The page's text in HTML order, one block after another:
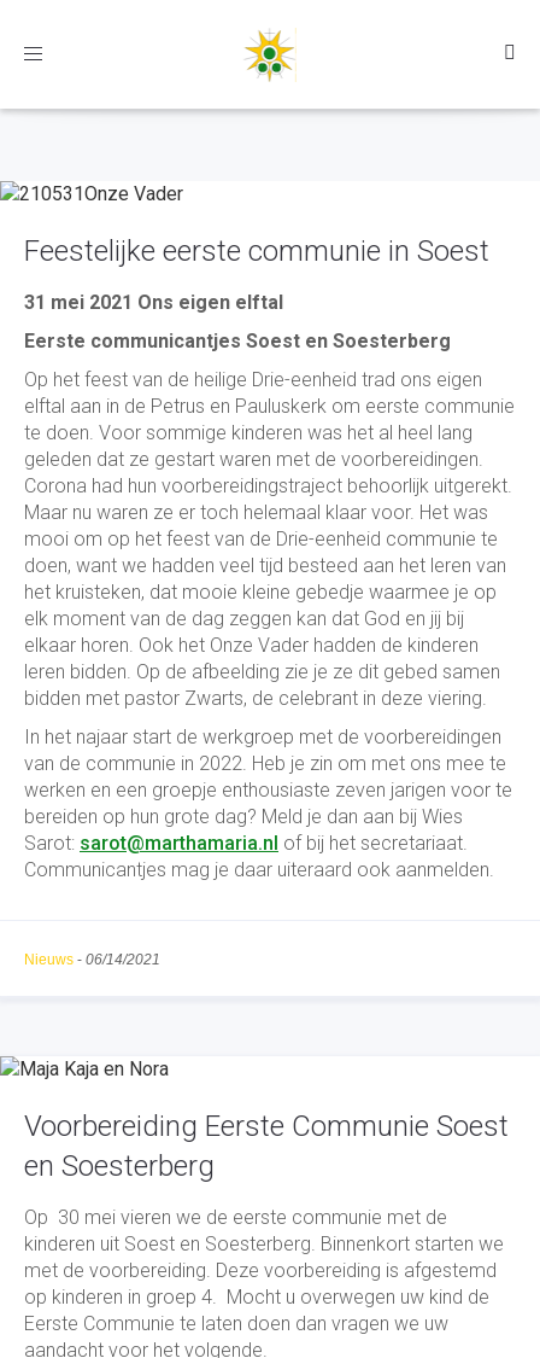
Toggle
Feestelijke eerste communie in Soest
31 mei 2021 Ons eigen elftal
Eerste communicantjes Soest en Soesterberg
Op het feest van de heilige Drie-eenheid trad ons eigen
elftal aan in de Petrus en Pauluskerk om eerste communie
te doen. Voor sommige kinderen was het al heel lang
geleden dat ze gestart waren met de voorbereidingen.
Corona had hun voorbereidingstraject behoorlijk uitgerekt.
Maar nu waren ze er toch helemaal klaar voor. Het was
mooi om op het feest van de Drie-eenheid communie te
doen, want we hadden veel tijd besteed aan het leren van
het kruisteken, dat mooie kleine gebedje waarmee je op
elk moment van de dag zeggen kan dat God en jij bij
elkaar horen. Ook het Onze Vader hadden de kinderen
leren bidden. Op de afbeelding zie je ze dit gebed samen
bidden met pastor Zwarts, de celebrant in deze viering.
In het najaar start de werkgroep met de voorbereidingen
van de communie in 2022. Heb je zin om met ons mee te
werken en een groepje enthousiaste zeven jarigen voor te
bereiden op hun grote dag? Meld je dan aan bij Wies
Sarot: sarot@marthamaria.nl of bij het secretariaat.
Communicantjes mag je daar uiteraard ook aanmelden.
Nieuws - 06/14/2021
Voorbereiding Eerste Communie Soest
en Soesterberg
Op 30 mei vieren we de eerste communie met de
kinderen uit Soest en Soesterberg. Binnenkort starten we
met de voorbereiding. Deze voorbereiding is afgestemd
op kinderen in groep 4. Mocht u overwegen uw kind de
Eerste Communie te laten doen dan vragen we uw
aandacht voor het volgende.